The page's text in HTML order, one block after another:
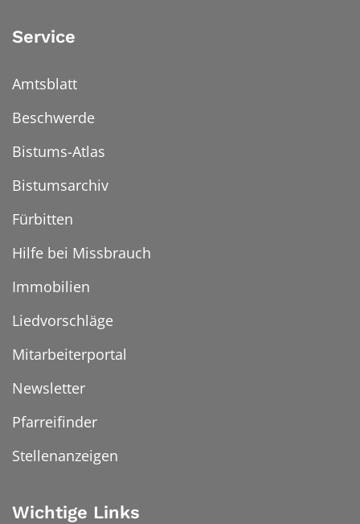
Service
Amtsblatt
Beschwerde
Bistums-Atlas
Bistumsarchiv
Fürbitten
Hilfe bei Missbrauch
Immobilien
Liedvorschläge
Mitarbeiterportal
Newsletter
Pfarreifinder
Stellenanzeigen
Wichtige Links